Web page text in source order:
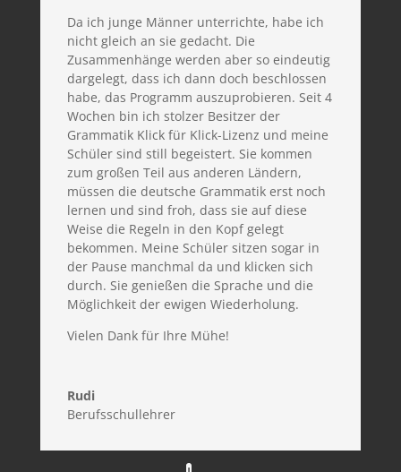
Da ich junge Männer unterrichte, habe ich
nicht gleich an sie gedacht. Die
Zusammenhänge werden aber so eindeutig
dargelegt, dass ich dann doch beschlossen
habe, das Programm auszuprobieren. Seit 4
Wochen bin ich stolzer Besitzer der
Grammatik Klick für Klick-Lizenz und meine
Schüler sind still begeistert. Sie kommen
zum großen Teil aus anderen Ländern,
müssen die deutsche Grammatik erst noch
lernen und sind froh, dass sie auf diese
Weise die Regeln in den Kopf gelegt
bekommen. Meine Schüler sitzen sogar in
der Pause manchmal da und klicken sich
durch. Sie genießen die Sprache und die
Möglichkeit der ewigen Wiederholung.
Vielen Dank für Ihre Mühe!
Rudi
Berufsschullehrer